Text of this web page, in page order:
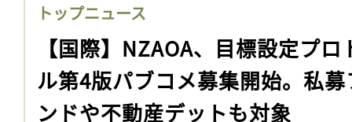
トップニュース
【国際】NZAOA、目標設定プロ
ル第4版パブコメ募集開始。私募
ンドや不動産デットも対象